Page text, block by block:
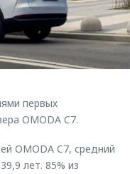
первых
OMODA C7.
OMODA C7, средний
лет. 85% из